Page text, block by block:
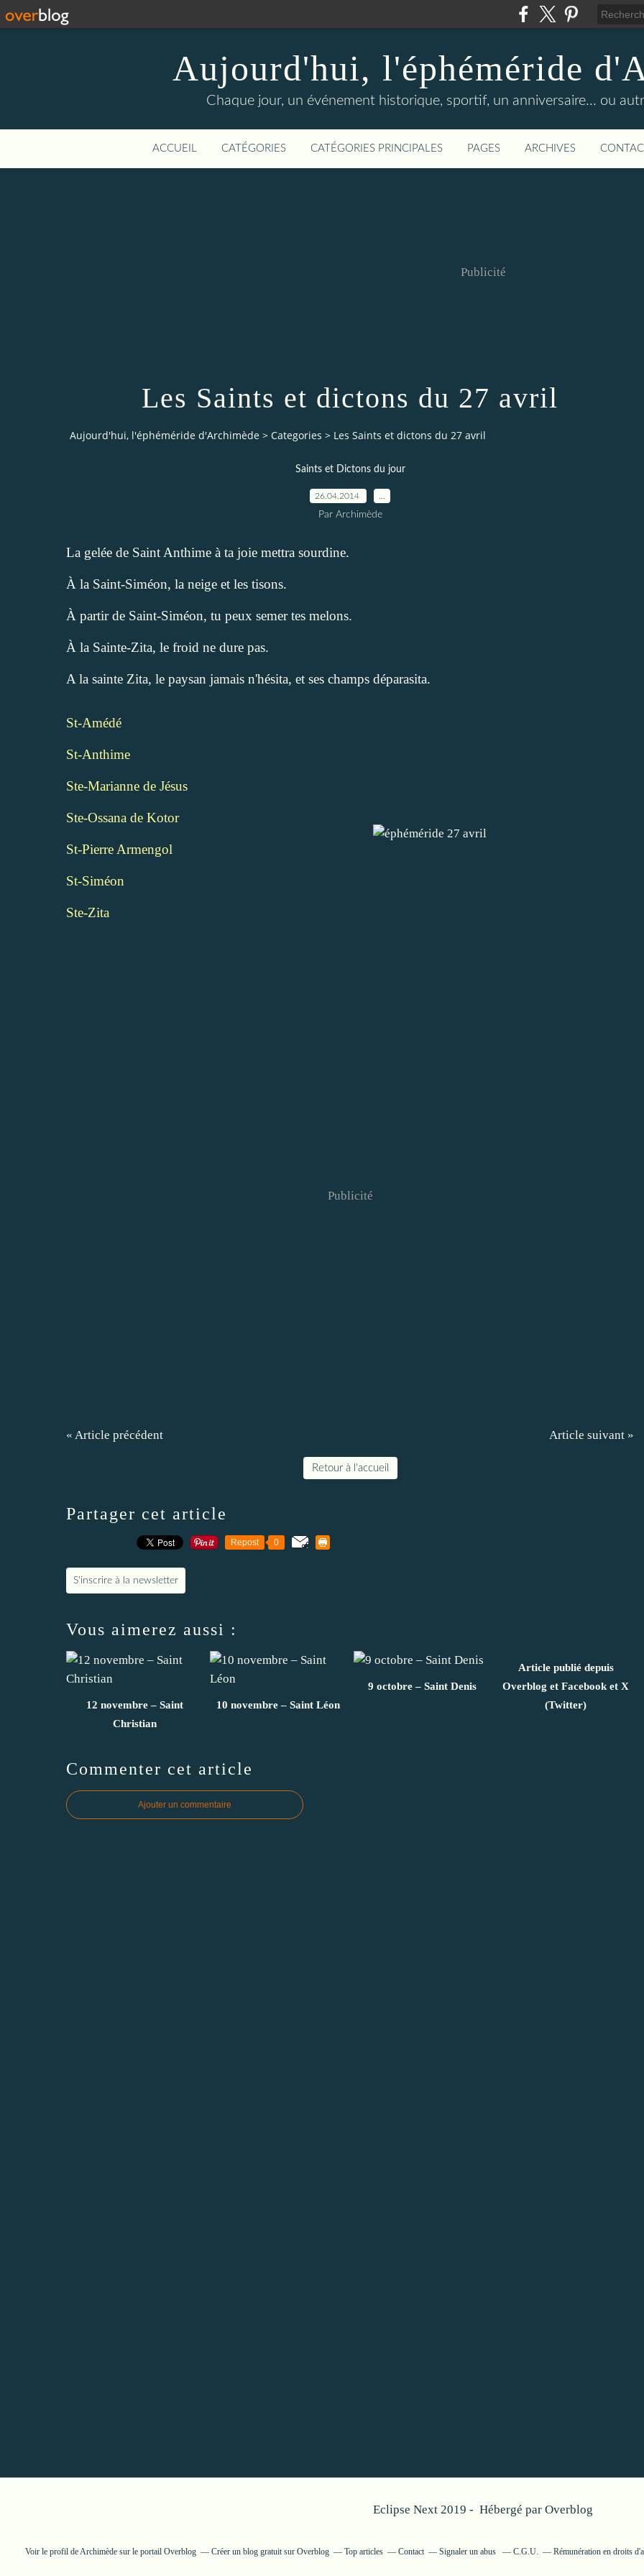
Aujourd'hui, l'éphéméride
Chaque jour, un événement historique, sportif, un anniversaire... ou
ACCUEIL CATÉGORIES CATÉGORIES PRINCIPALES PAGES ARCHIVES
Publicité
Les Saints et dictons du 27 avril
Aujourd'hui, l'éphéméride d'Archimède > Categories > Les Saints et dictons du 27 avril
Saints et Dictons du jour
26.04.2014
Par Archimède
La gelée de Saint Anthime à ta joie mettra sourdine.
À la Saint-Siméon, la neige et les tisons.
À partir de Saint-Siméon, tu peux semer tes melons.
À la Sainte-Zita, le froid ne dure pas.
A la sainte Zita, le paysan jamais n'hésita, et ses champs déparasita.
St-Amédé
St-Anthime
Ste-Marianne de Jésus
Ste-Ossana de Kotor
St-Pierre Armengol
St-Siméon
Ste-Zita
Publicité
« Article précédent Article suivant »
Retour à l'accueil
Partager cet article
Repost 0
S'inscrire à la newsletter
Vous aimerez aussi :
12 novembre – Saint
Christian
10 novembre – Saint Léon
9 octobre – Saint Denis
Article publié depuis
Overblog et Facebook et X
(Twitter)
Commenter cet article
Ajouter un commentaire
Eclipse Next 2019 - Hébergé par Overblog
Voir le profil deArchimède sur le portail Overblog Créer un blog gratuit sur Overblog Top articles Contact Signaler un abus C.G.U. Rémunération en droits